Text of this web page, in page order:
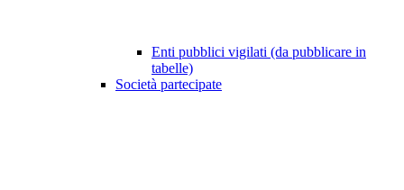
Enti pubblici vigilati (da pubblicare in
tabelle)
Società partecipate